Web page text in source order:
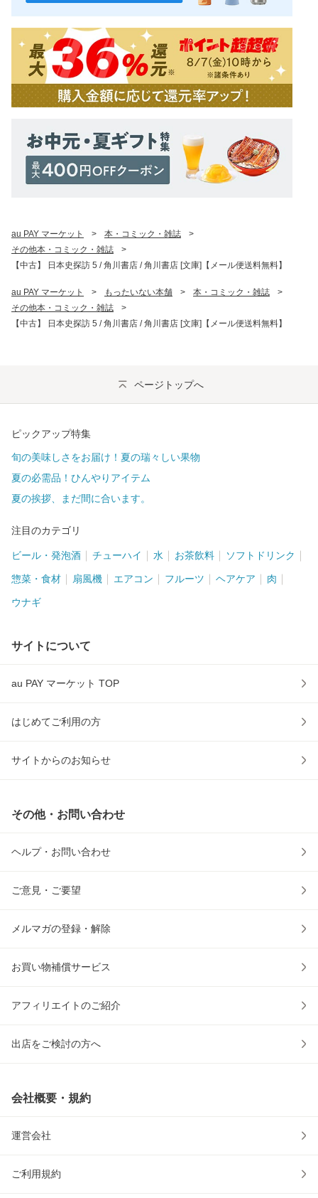
au PAY マーケット > 本・コミック・雑誌
>
その他本・コミック・雑誌
>
【中古】 日本史探訪 5 / 角川書店 / 角川書店 [文庫]【メール便送料無料】
au PAY マーケット > もったいない本舗 > 本・コミック・雑誌
>
その他本・コミック・雑誌
>
【中古】 日本史探訪 5 / 角川書店 / 角川書店 [文庫]【メール便送料無料】
ページトップへ
ピックアップ特集
旬の美味しさをお届け！夏の瑞々しい果物
夏の必需品！ひんやりアイテム
夏の挨拶、まだ間に合います。
注目のカテゴリ
ビール・発泡酒 チューハイ 水 お茶飲料 ソフトドリンク
惣菜・食材 扇風機 エアコン フルーツ ヘアケア 肉
ウナギ
サイトについて
au PAY マーケット TOP
はじめてご利用の方
サイトからのお知らせ
その他・お問い合わせ
ヘルプ・お問い合わせ
ご意見・ご要望
メルマガの登録・解除
お買い物補償サービス
アフィリエイトのご紹介
出店をご検討の方へ
会社概要・規約
運営会社
ご利用規約